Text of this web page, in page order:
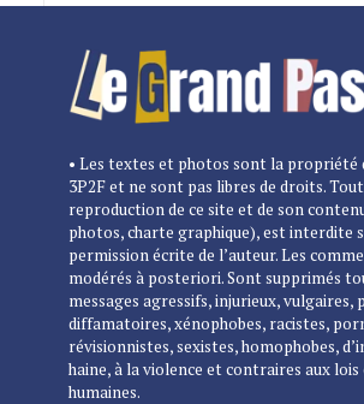
• Les textes et photos sont la propriété
3P2F et ne sont pas libres de droits.
reproduction de ce site et de son
photos, charte graphique), est interdite
permission écrite de l’auteur. Les
modérés à posteriori. Sont supprimés
messages agressifs, injurieux, vulgaires,
diffamatoires, xénophobes, racistes,
révisionnistes, sexistes, homophobes,
haine, à la violence et contraires aux
humaines.